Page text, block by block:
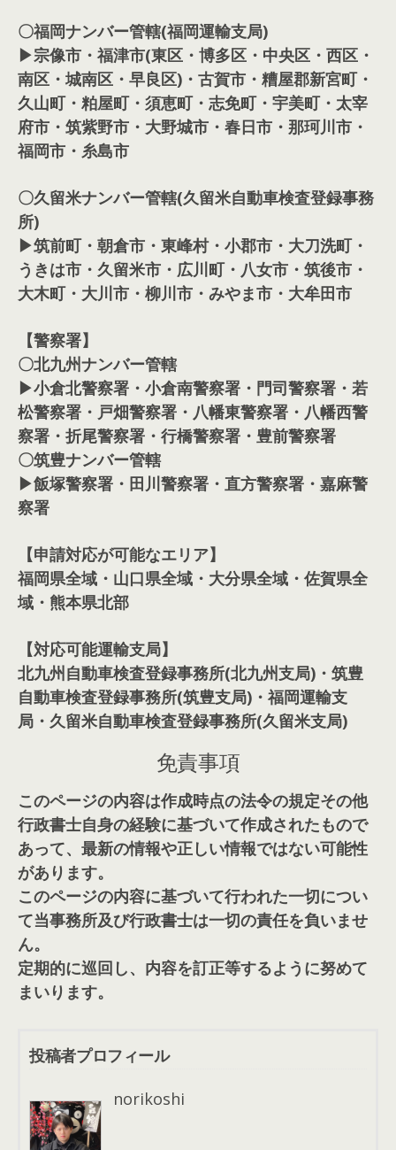
〇福岡ナンバー管轄(福岡運輸支局)
▶宗像市・福津市(東区・博多区・中央区・西区・
南区・城南区・早良区)・古賀市・糟屋郡新宮町・
久山町・粕屋町・須恵町・志免町・宇美町・太宰
府市・筑紫野市・大野城市・春日市・那珂川市・
福岡市・糸島市
〇久留米ナンバー管轄(久留米自動車検査登録事務
所)
▶筑前町・朝倉市・東峰村・小郡市・大刀洗町・
うきは市・久留米市・広川町・八女市・筑後市・
大木町・大川市・柳川市・みやま市・大牟田市
【警察署】
〇北九州ナンバー管轄
▶小倉北警察署・小倉南警察署・門司警察署・若
松警察署・戸畑警察署・八幡東警察署・八幡西警
察署・折尾警察署・行橋警察署・豊前警察署
〇筑豊ナンバー管轄
▶飯塚警察署・田川警察署・直方警察署・嘉麻警
察署
【申請対応が可能なエリア】
福岡県全域・山口県全域・大分県全域・佐賀県全
域・熊本県北部
【対応可能運輸支局】
北九州自動車検査登録事務所(北九州支局)・筑豊
自動車検査登録事務所(筑豊支局)・福岡運輸支
局・久留米自動車検査登録事務所(久留米支局)
免責事項
このページの内容は作成時点の法令の規定その他
行政書士自身の経験に基づいて作成されたもので
あって、最新の情報や正しい情報ではない可能性
があります。
このページの内容に基づいて行われた一切につい
て当事務所及び行政書士は一切の責任を負いませ
ん。
定期的に巡回し、内容を訂正等するように努めて
まいります。
投稿者プロフィール
norikoshi